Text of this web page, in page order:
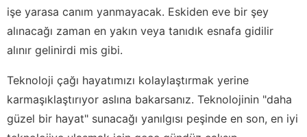
işe yarasa canım yanmayacak. Eskiden eve bir şey
alınacağı zaman en yakın veya tanıdık esnafa gidilir
alınır gelinirdi mis gibi.
Teknoloji çağı hayatımızı kolaylaştırmak yerine
karmaşıklaştırıyor aslına bakarsanız. Teknolojinin "daha
güzel bir hayat" sunacağı yanılgısı peşinde en son, en iyi